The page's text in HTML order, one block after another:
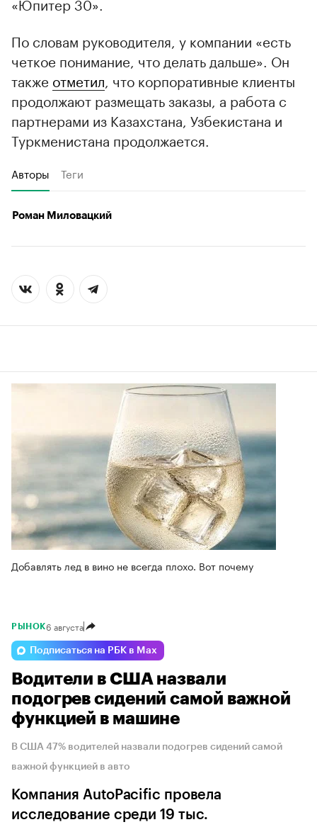
По словам руководителя, у компании «есть
четкое понимание, что делать дальше». Он
также отметил , что корпоративные клиенты
продолжают размещать заказы, а работа с
партнерами из Казахстана, Узбекистана и
Туркменистана продолжается.
Авторы Теги
Роман Миловацкий
Добавлять лед в вино не всегда плохо. Вот почему
РЫНОК6 августа
Подписаться на РБК в Max
Водители в США назвали
подогрев сидений самой важной
функцией в машине
В США 47% водителей назвали подогрев сидений самой
важной функцией в авто
Компания AutoPacific провела
исследование среди 19 тыс.